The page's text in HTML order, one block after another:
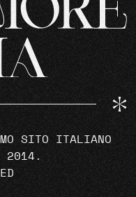
SITO ITALIANO
2014.